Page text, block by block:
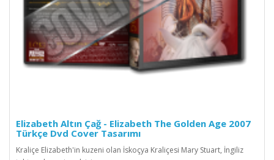
Elizabeth Altın Çağ - Elizabeth The Golden Age 2007
Türkçe Dvd Cover Tasarımı
Kraliçe Elizabeth'in kuzeni olan İskoçya Kraliçesi Mary Stuart, İngiliz